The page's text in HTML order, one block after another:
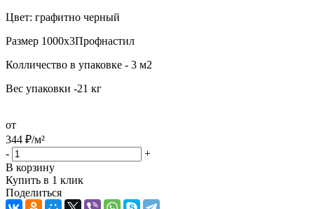
Цвет: графитно черный
Размер 1000х3Профнастил
Колличество в упаковке - 3 м2
Вес упаковки -21 кг
от
344 ₽/м²
-
+
В корзину
Купить в 1 клик
Поделиться